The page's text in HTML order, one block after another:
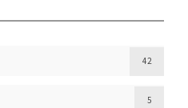
42
5